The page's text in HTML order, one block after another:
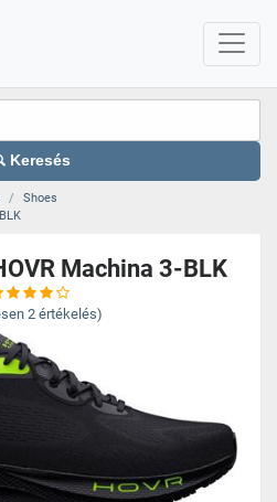
Keresés
Shoes
Machina 3-BLK
2 értékelés)